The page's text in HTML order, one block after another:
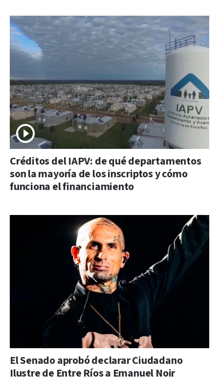
Créditos del IAPV: de qué departamentos
son la mayoría de los inscriptos y cómo
funciona el financiamiento
El Senado aprobó declarar Ciudadano
Ilustre de Entre Ríos a Emanuel Noir